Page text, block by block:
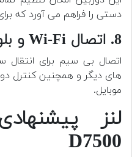
دستی را فراهم می آورد که
8. اتصال Wi-Fi و بلوتوث
اتصال بی سیم برای انتقال
های دیگر و همچنین کنترل
موبایل.
لنز
D7500